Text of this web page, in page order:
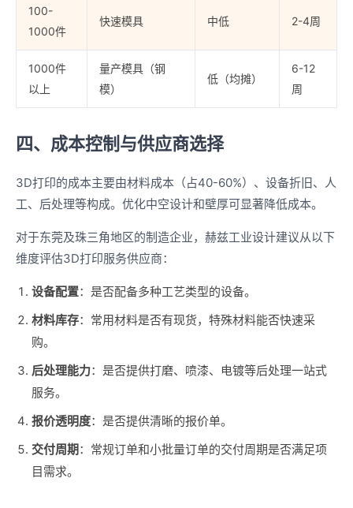
100-
1000件
快速模具 中低 2-4周
1000件
以上
量产模具（钢
模）
低（均摊）
6-12
周
四、成本控制与供应商选择
3D打印的成本主要由材料成本（占40-60%）、设备折旧、人
工、后处理等构成。优化中空设计和壁厚可显著降低成本。
对于东莞及珠三角地区的制造企业，赫兹工业设计建议从以下
维度评估3D打印服务供应商：
设备配置：是否配备多种工艺类型的设备。
材料库存：常用材料是否有现货，特殊材料能否快速采
购。
后处理能力：是否提供打磨、喷漆、电镀等后处理一站式
服务。
报价透明度：是否提供清晰的报价单。
交付周期：常规订单和小批量订单的交付周期是否满足项
目需求。